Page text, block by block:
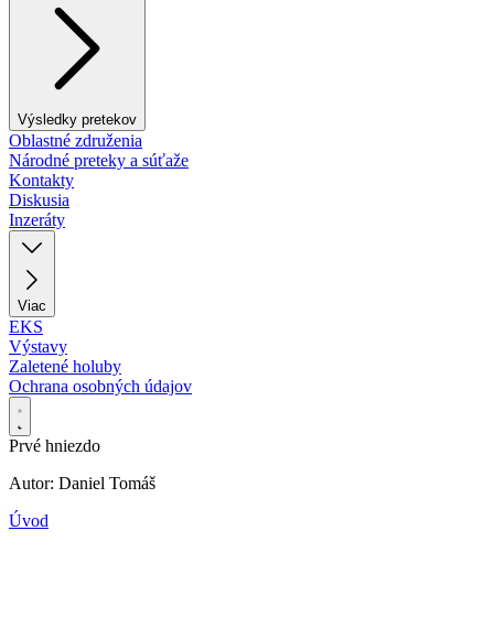
Výsledky pretekov
Oblastné združenia
Národné preteky a súťaže
Kontakty
Diskusia
Inzeráty
Viac
EKS
Výstavy
Zaletené holuby
Ochrana osobných údajov
Prvé hniezdo
Autor: Daniel Tomáš
Úvod